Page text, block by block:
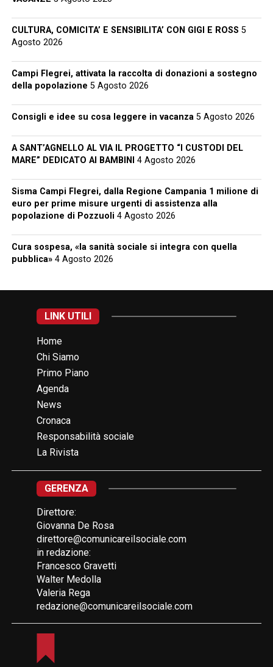
CULTURA, COMICITA’ E SENSIBILITA’ CON GIGI E ROSS 5
Agosto 2026
Campi Flegrei, attivata la raccolta di donazioni a sostegno
della popolazione 5 Agosto 2026
Consigli e idee su cosa leggere in vacanza 5 Agosto 2026
A SANT’AGNELLO AL VIA IL PROGETTO “I CUSTODI DEL
MARE” DEDICATO AI BAMBINI
4 Agosto 2026
Sisma Campi Flegrei, dalla Regione Campania 1 milione di
euro per prime misure urgenti di assistenza alla
popolazione di Pozzuoli 4 Agosto 2026
Cura sospesa, «la sanità sociale si integra con quella
pubblica» 4 Agosto 2026
LINK UTILI
Home
Chi Siamo
Primo Piano
Agenda
News
Cronaca
Responsabilità sociale
La Rivista
GERENZA
Direttore:
Giovanna De Rosa
direttore@comunicareilsociale.com
in redazione:
Francesco Gravetti
Walter Medolla
Valeria Rega
redazione@comunicareilsociale.com